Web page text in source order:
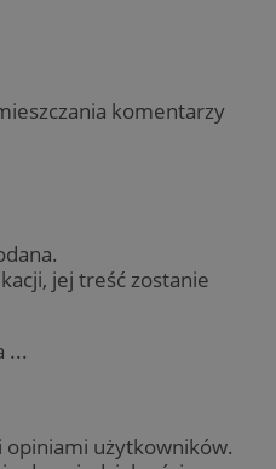
komentarzy
jej treść zostanie
...
użytkowników.